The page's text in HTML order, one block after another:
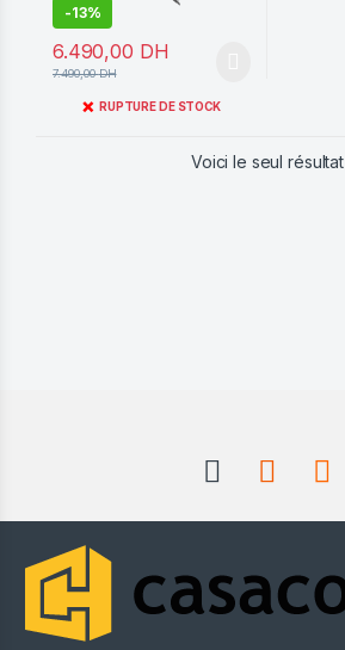
-13%
6.490,00 DH
7.490,00DH
❌ RUPTURE DE STOCK
Voici le seul résultat